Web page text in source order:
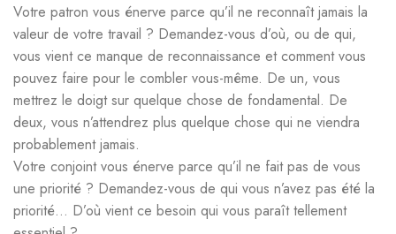
Votre patron vous énerve parce qu’il ne reconnaît jamais la
valeur de votre travail ? Demandez-vous d’où, ou de qui,
vous vient ce manque de reconnaissance et comment vous
pouvez faire pour le combler vous-même. De un, vous
mettrez le doigt sur quelque chose de fondamental. De
deux, vous n’attendrez plus quelque chose qui ne viendra
probablement jamais.
Votre conjoint vous énerve parce qu’il ne fait pas de vous
une priorité ? Demandez-vous de qui vous n’avez pas été la
priorité… D’où vient ce besoin qui vous paraît tellement